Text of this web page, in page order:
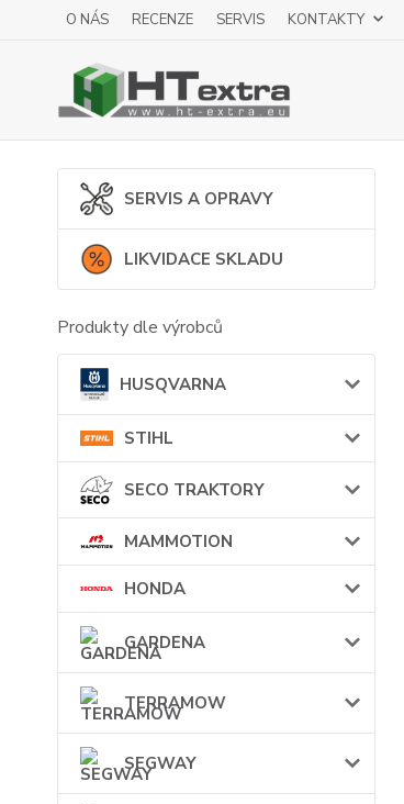
O NÁS RECENZE SERVIS KONTAKTY
SERVIS A OPRAVY
LIKVIDACE SKLADU
Produkty dle výrobců
HUSQVARNA
STIHL
SECO TRAKTORY
MAMMOTION
HONDA
GARDENA
TERRAMOW
SEGWAY